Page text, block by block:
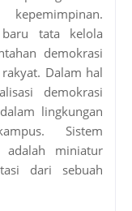
kepemimpinan.
tata kelola
demokrasi
Dalam hal
demokrasi
lingkungan
Sistem
adalah miniatur
dari sebuah